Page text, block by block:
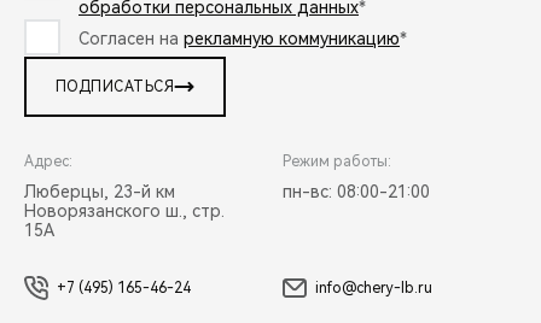
обработки персональных данных*
Согласен на рекламную коммуникацию*
ПОДПИСАТЬСЯ
Адрес:
Люберцы, 23-й км
Новорязанского ш., стр.
15А
Режим работы:
пн-вс: 08:00-21:00
+7 (495) 165-46-24 info@chery-lb.ru